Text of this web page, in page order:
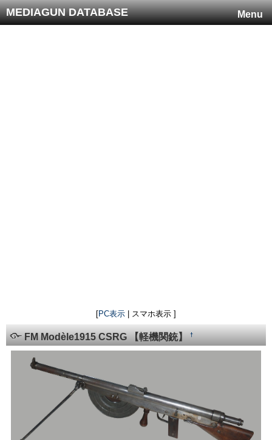
Menu
MEDIAGUN DATABASE
[PC表示 | スマホ表示 ]
FM Modèle1915 CSRG 【軽機関銃】†